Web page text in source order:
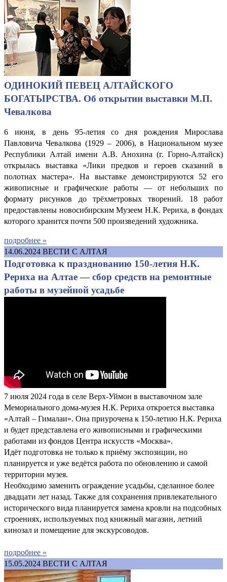
ОДИНОКИЙ ПЕВЕЦ АЛТАЙСКОГО
БОГАТЫРСТВА. Об открытии выставки М.П.
Чевалкова
6 июня, в день 95-летия со дня рождения Мирослава
Павловича Чевалкова (1929 – 2006), в Национальном музее
Республики Алтай имени А.В. Анохина (г. Горно-Алтайск)
открылась выставка «Лики предков и героев сказаний в
полотнах мастера». На выставке демонстрируются 52 его
живописные и графические работы — от небольших по
формату рисунков до трёхметровых творений. 18 работ
предоставлены новосибирским Музеем Н.К. Рериха, в фондах
которого хранится почти 500 произведений художника.
подробнее »
14.06.2024 ВЕСТИ С АЛТАЯ
Подготовка к празднованию 150-летия Н.К.
Рериха на Алтае — сбор средств на ремонтные
работы в музейной усадьбе
7 июля 2024 года в селе Верх-Уймон в выставочном зале
Мемориального дома-музея Н.К. Рериха откроется выставка
«Алтай – Гималаи». Она приурочена к 150-летию Н.К. Рериха
и будет представлена его живописными и графическими
работами из фондов Центра искусств «Москва».
Идёт подготовка не только к приёму экспозиции, но
планируется и уже ведётся работа по обновлению и самой
территории музея.
Необходимо заменить ограждение усадьбы, сделанное более
двадцати лет назад. Также для сохранения привлекательного
исторического вида планируется замена кровли на подсобных
строениях, используемых под книжный магазин, летний
кинозал и помещение для экскурсоводов.
подробнее »
15.05.2024 ВЕСТИ С АЛТАЯ